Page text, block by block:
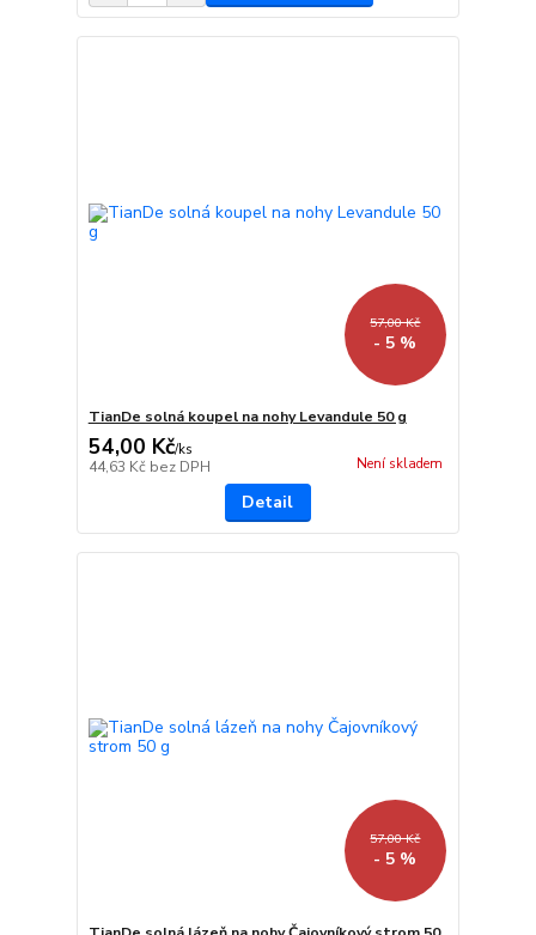
57,00 Kč
- 5 %
TianDe solná koupel na nohy Levandule 50 g
54,00 Kč/ks
44,63 Kč bez DPH Není skladem
Detail
57,00 Kč
- 5 %